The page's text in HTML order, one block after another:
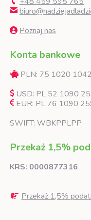
Poznaj nas
Konta bankowe
PLN: 75 1020
USD: PL 52 1090
EUR: PL 76 1090
SWIFT: WBKPPLPP
Przekaż 1,5%
KRS: 0000877316
Przekaż 1,5%